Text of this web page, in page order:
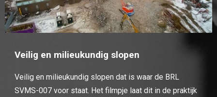
Veilig en milieukundig slopen
Veilig en milieukundig slopen dat is waar de BRL
SVMS-007 voor staat. Het filmpje laat dit in de praktijk